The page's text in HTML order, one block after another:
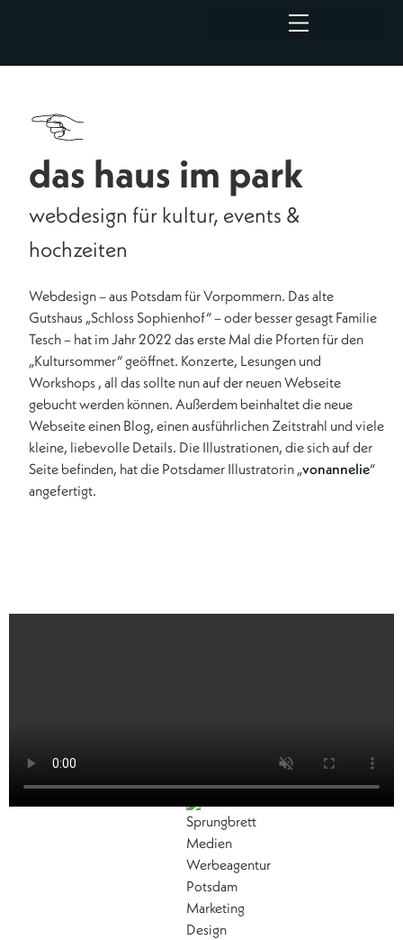
das haus im park
webdesign für kultur, events &
hochzeiten
Webdesign – aus Potsdam für Vorpommern. Das alte
Gutshaus „Schloss Sophienhof“ – oder besser gesagt Familie
Tesch – hat im Jahr 2022 das erste Mal die Pforten für den
„Kultursommer“ geöffnet. Konzerte, Lesungen und
Workshops , all das sollte nun auf der neuen Webseite
gebucht werden können. Außerdem beinhaltet die neue
Webseite einen Blog, einen ausführlichen Zeitstrahl und viele
kleine, liebevolle Details. Die Illustrationen, die sich auf der
Seite befinden, hat die Potsdamer Illustratorin „vonannelie“
angefertigt.